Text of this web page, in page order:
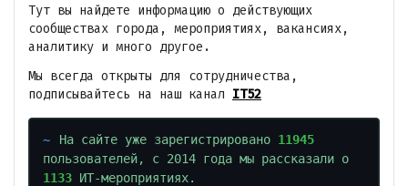
Тут вы найдете информацию о действующих
сообществах города, мероприятиях, вакансиях,
аналитику и много другое.
Мы всегда открыты для сотрудничества,
подписывайтесь на наш канал IT52
На сайте уже зарегистрировано 11945
пользователей, с 2014 года мы рассказали о
1133 ИТ-мероприятиях.